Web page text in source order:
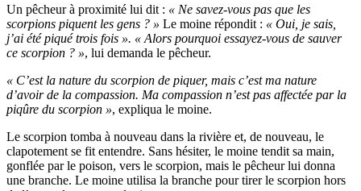
Un pêcheur à proximité lui dit : « Ne savez-vous pas que les
scorpions piquent les gens ? » Le moine répondit : « Oui, je sais,
j’ai été piqué trois fois ». « Alors pourquoi essayez-vous de sauver
ce scorpion ? », lui demanda le pêcheur.
« C’est la nature du scorpion de piquer, mais c’est ma nature
d’avoir de la compassion. Ma compassion n’est pas affectée par la
piqûre du scorpion », expliqua le moine.
Le scorpion tomba à nouveau dans la rivière et, de nouveau, le
clapotement se fit entendre. Sans hésiter, le moine tendit sa main,
gonflée par le poison, vers le scorpion, mais le pêcheur lui donna
une branche. Le moine utilisa la branche pour tirer le scorpion hors